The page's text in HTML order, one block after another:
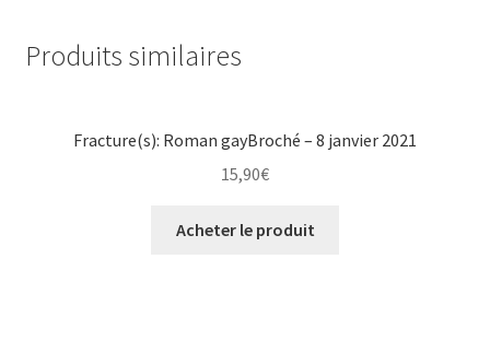
Produits similaires
Fracture(s): Roman gayBroché – 8 janvier 2021
15,90€
Acheter le produit